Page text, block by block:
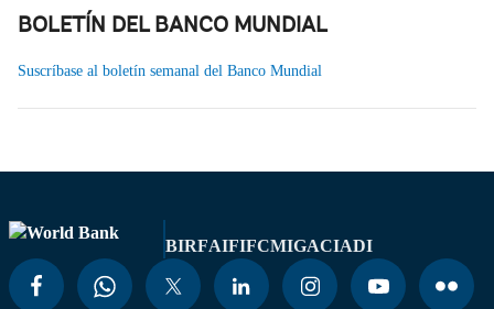
BOLETÍN DEL BANCO MUNDIAL
Suscríbase al boletín semanal del Banco Mundial
BIRFAIFIFCMIGACIADI